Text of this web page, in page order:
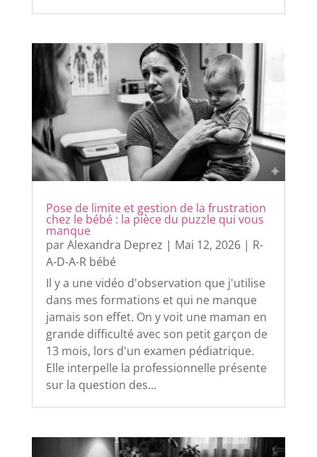
Pose de limite et gestion de la frustration
chez le bébé : la pièce du puzzle qui vous
manque
parAlexandra Deprez | Mai 12, 2026| R-
A-D-A-R bébé
Il y a une vidéo d'observation que j'utilise
dans mes formations et qui ne manque
jamais son effet. On y voit une maman en
grande difficulté avec son petit garçon de
13 mois, lors d'un examen pédiatrique.
Elle interpelle la professionnelle présente
sur la question des...